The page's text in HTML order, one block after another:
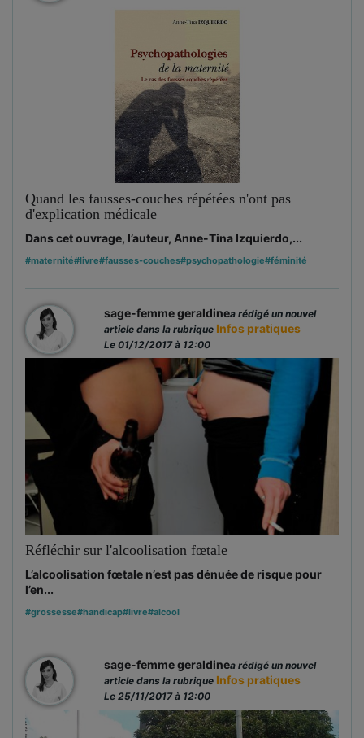
Quand les fausses-couches répétées n'ont pas
d'explication médicale
Dans cet ouvrage, l’auteur, Anne-Tina Izquierdo,...
#maternité#livre#fausses-couches#psychopathologie#féminité
sage-femme geraldinea rédigé un nouvel
article dans la rubrique Infos pratiques
Le 01/12/2017 à 12:00
Réfléchir sur l'alcoolisation fœtale
L’alcoolisation fœtale n’est pas dénuée de risque pour
l’en...
#grossesse#handicap#livre#alcool
sage-femme geraldinea rédigé un nouvel
article dans la rubrique Infos pratiques
Le 25/11/2017 à 12:00